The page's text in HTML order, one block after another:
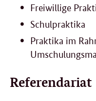
Freiwillige
Schulpraktika
Praktika im
Referendariat